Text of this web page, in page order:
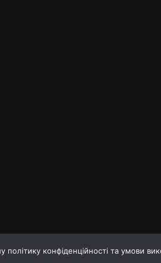
Про газету Правила користування
конфіденційності та умови